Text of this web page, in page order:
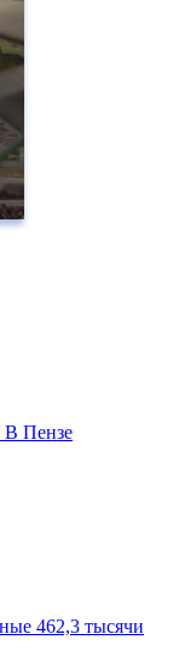
В Пензе
462,3 тысячи